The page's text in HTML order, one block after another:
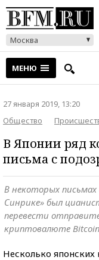
Москва
МЕНЮ
27 января 2019, 13:20
Общество
В Японии ряд
письма с
В некоторых
Синрике» был
перевести
криптовалюте Bitcoin
Несколько